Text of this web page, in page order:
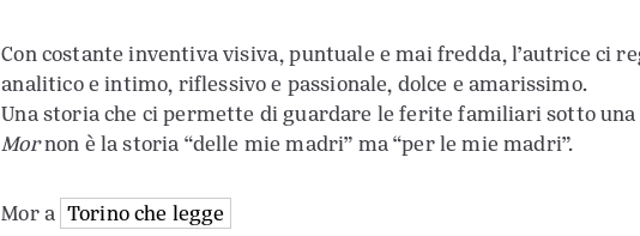
Con costante inventiva visiva, puntuale e mai fredda, l’autrice ci
analitico e intimo, riflessivo e passionale, dolce e amarissimo.
Una storia che ci permette di guardare le ferite familiari sotto
Mornon è la storia “delle mie madri” ma “per le mie madri”.
Mor a Torino che legge